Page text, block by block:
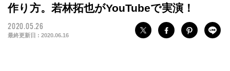
作り方。若林拓也がYouTubeで実演！
2020.05.26
最終更新日 : 2020.06.16